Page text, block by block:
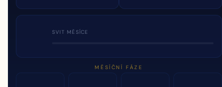
SVIT MĚSÍCE
MĚSÍČNÍ FÁZE